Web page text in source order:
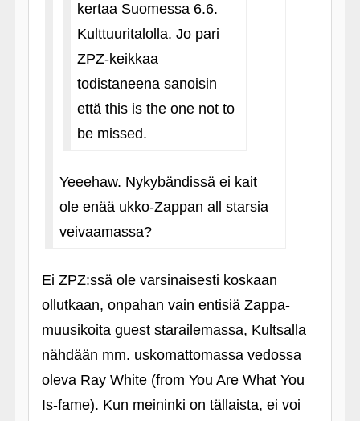
kertaa Suomessa 6.6.
Kulttuuritalolla. Jo pari
ZPZ-keikkaa
todistaneena sanoisin
että this is the one not to
be missed.
Yeeehaw. Nykybändissä ei kait
ole enää ukko-Zappan all starsia
veivaamassa?
Ei ZPZ:ssä ole varsinaisesti koskaan
ollutkaan, onpahan vain entisiä Zappa-
muusikoita guest starailemassa, Kultsalla
nähdään mm. uskomattomassa vedossa
oleva Ray White (from You Are What You
Is-fame). Kun meininki on tällaista, ei voi